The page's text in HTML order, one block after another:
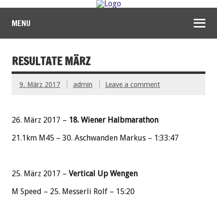
MENU
RESULTATE MÄRZ
9. März 2017 admin Leave a comment
26. März 2017 – 18. Wiener Halbmarathon
21.1km M45 – 30. Aschwanden Markus – 1:33:47
25. März 2017 – Vertical Up Wengen
M Speed – 25. Messerli Rolf – 15:20